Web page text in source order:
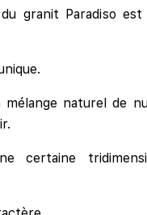
granit Paradiso
naturel de
certaine